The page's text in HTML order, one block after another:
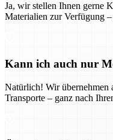
Ja, wir stellen Ihnen gerne
Materialien zur Verfügung
Kann ich auch nur
Natürlich! Wir übernehmen
Transporte – ganz nach